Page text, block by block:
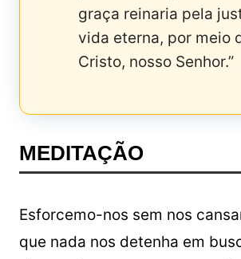
graça reinaria pela
vida eterna, por meio
Cristo, nosso Senhor.”
MEDITAÇÃO
Esforcemo-nos sem nos
que nada nos detenha em